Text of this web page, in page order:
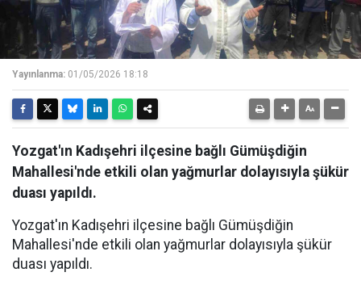
Yayınlanma: 01/05/2026 18:18
Yozgat'ın Kadışehri ilçesine bağlı Gümüşdiğin
Mahallesi'nde etkili olan yağmurlar dolayısıyla şükür
duası yapıldı.
Yozgat'ın Kadışehri ilçesine bağlı Gümüşdiğin
Mahallesi'nde etkili olan yağmurlar dolayısıyla şükür
duası yapıldı.